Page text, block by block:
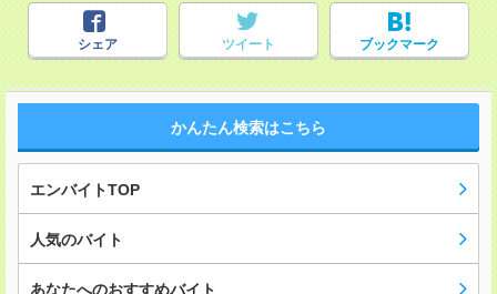
シェア ツイート ブックマーク
かんたん検索はこちら
エンバイトTOP
人気のバイト
あなたへのおすすめバイト